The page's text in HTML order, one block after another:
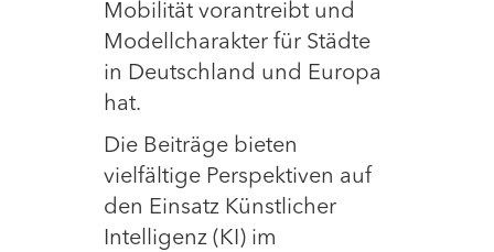
Mobilität vorantreibt und
Modellcharakter für Städte
in Deutschland und Europa
hat.
Die Beiträge bieten
vielfältige Perspektiven auf
den Einsatz Künstlicher
Intelligenz (KI) im